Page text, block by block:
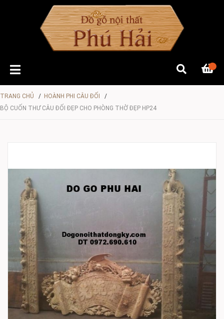
TRANG CHỦ / HOÀNH PHI CÂU ĐỐI
/
BỘ CUỐN THƯ CÂU ĐỐI ĐẸP CHO PHÒNG THỜ ĐẸP HP24